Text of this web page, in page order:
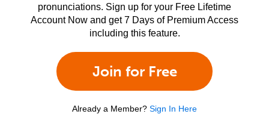
pronunciations. Sign up for your Free Lifetime
Account Now and get 7 Days of Premium Access
including this feature.
Join for Free
Already a Member? Sign In Here